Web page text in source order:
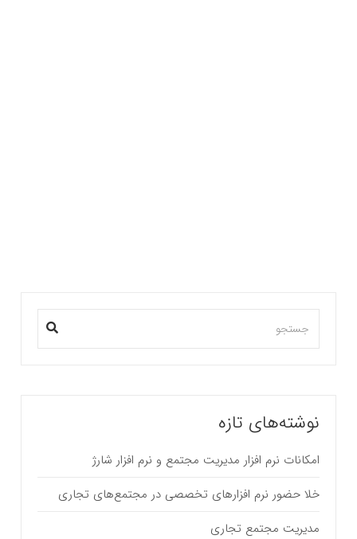
نوشته‌های تازه
امکانات نرم افزار مدیریت مجتمع و نرم افزار شارژ
خلا حضور نرم افزارهای تخصصی در مجتمع‌های تجاری
مدیریت مجتمع تجاری